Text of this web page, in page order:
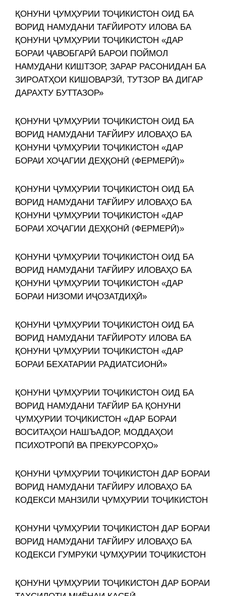
ҚОНУНИ ҶУМҲУРИИ ТОҶИКИСТОН ОИД БА
ВОРИД НАМУДАНИ ТАҒЙИРОТУ ИЛОВА БА
ҚОНУНИ ҶУМҲУРИИ ТОҶИКИСТОН «ДАР
БОРАИ ҶАВОБГАРӢ БАРОИ ПОЙМОЛ
НАМУДАНИ КИШТЗОР, ЗАРАР РАСОНИДАН БА
ЗИРОАТҲОИ КИШОВАРЗӢ, ТУТЗОР ВА ДИГАР
ДАРАХТУ БУТТАЗОР»
ҚОНУНИ ҶУМҲУРИИ ТОҶИКИСТОН ОИД БА
ВОРИД НАМУДАНИ ТАҒЙИРУ ИЛОВАҲО БА
ҚОНУНИ ҶУМҲУРИИ ТОҶИКИСТОН «ДАР
БОРАИ ХОҶАГИИ ДЕҲҚОНӢ (ФЕРМЕРӢ)»
ҚОНУНИ ҶУМҲУРИИ ТОҶИКИСТОН ОИД БА
ВОРИД НАМУДАНИ ТАҒЙИРУ ИЛОВАҲО БА
ҚОНУНИ ҶУМҲУРИИ ТОҶИКИСТОН «ДАР
БОРАИ ХОҶАГИИ ДЕҲҚОНӢ (ФЕРМЕРӢ)»
ҚОНУНИ ҶУМҲУРИИ ТОҶИКИСТОН ОИД БА
ВОРИД НАМУДАНИ ТАҒЙИРУ ИЛОВАҲО БА
ҚОНУНИ ҶУМҲУРИИ ТОҶИКИСТОН «ДАР
БОРАИ НИЗОМИ ИҶОЗАТДИҲӢ»
ҚОНУНИ ҶУМҲУРИИ ТОҶИКИСТОН ОИД БА
ВОРИД НАМУДАНИ ТАҒЙИРОТУ ИЛОВА БА
ҚОНУНИ ҶУМҲУРИИ ТОҶИКИСТОН «ДАР
БОРАИ БЕХАТАРИИ РАДИАТСИОНӢ»
ҚОНУНИ ҶУМҲУРИИ ТОҶИКИСТОН ОИД БА
ВОРИД НАМУДАНИ ТАҒЙИР БА ҚОНУНИ
ҶУМҲУРИИ ТОҶИКИСТОН «ДАР БОРАИ
ВОСИТАҲОИ НАШЪАДОР, МОДДАҲОИ
ПСИХОТРОПӢ ВА ПРЕКУРСОРҲО»
ҚОНУНИ ҶУМҲУРИИ ТОҶИКИСТОН ДАР БОРАИ
ВОРИД НАМУДАНИ ТАҒЙИРУ ИЛОВАҲО БА
КОДЕКСИ МАНЗИЛИ ҶУМҲУРИИ ТОҶИКИСТОН
ҚОНУНИ ҶУМҲУРИИ ТОҶИКИСТОН ДАР БОРАИ
ВОРИД НАМУДАНИ ТАҒЙИРУ ИЛОВАҲО БА
КОДЕКСИ ГУМРУКИ ҶУМҲУРИИ ТОҶИКИСТОН
ҚОНУНИ ҶУМҲУРИИ ТОҶИКИСТОН ДАР БОРАИ